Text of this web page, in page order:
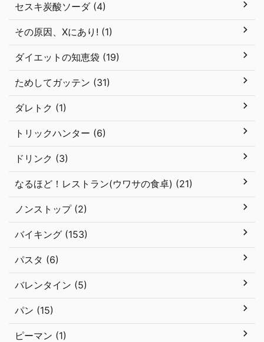
セスキ炭酸ソーダ (4)
その原因、Xにあり! (1)
ダイエットの知恵袋 (19)
ためしてガッテン (31)
ダレトク (1)
トリックハンター (6)
ドリンク (3)
なるほど！レストラン(ウワサの食卓) (21)
ノンストップ (2)
バイキング (153)
パスタ (6)
バレンタイン (5)
パン (15)
ピーマン (1)